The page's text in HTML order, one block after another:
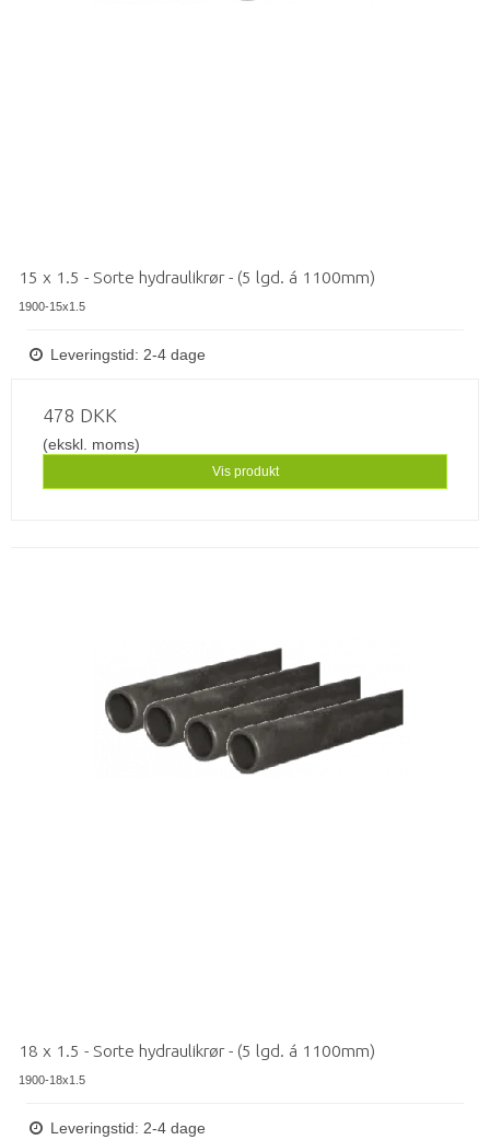
15 x 1.5 - Sorte hydraulikrør - (5 lgd. á 1100mm)
1900-15x1.5
Leveringstid: 2-4 dage
478 DKK
(ekskl. moms)
Vis produkt
18 x 1.5 - Sorte hydraulikrør - (5 lgd. á 1100mm)
1900-18x1.5
Leveringstid: 2-4 dage